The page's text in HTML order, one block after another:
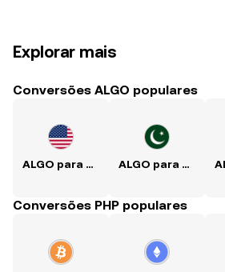
Explorar mais
Conversões ALGO populares
ALGO para USD ALGO para PKR
Conversões PHP populares